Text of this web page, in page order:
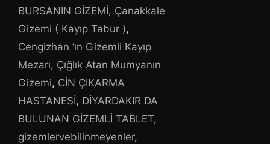
BURSANIN GİZEMİ, Çanakkale
Gizemi ( Kayıp Tabur ),
Cengizhan ‘ın Gizemli Kayıp
Mezarı, Çığlık Atan Mumyanın
Gizemi, CİN ÇIKARMA
HASTANESİ, DİYARDAKIR DA
BULUNAN GİZEMLİ TABLET,
gizemlervebilinmeyenler,